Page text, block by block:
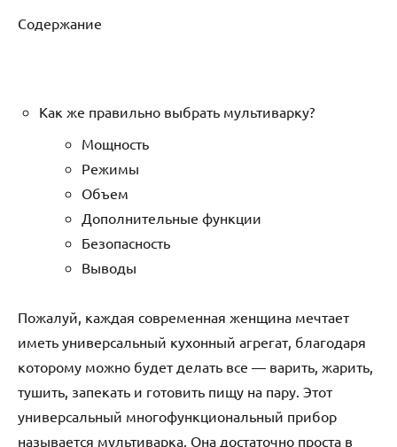
Содержание
Как же правильно выбрать мультиварку?
Мощность
Режимы
Объем
Дополнительные функции
Безопасность
Выводы
Пожалуй, каждая современная женщина мечтает
иметь универсальный кухонный агрегат, благодаря
которому можно будет делать все — варить, жарить,
тушить, запекать и готовить пищу на пару. Этот
универсальный многофункциональный прибор
называется мультиварка. Она достаточно проста в